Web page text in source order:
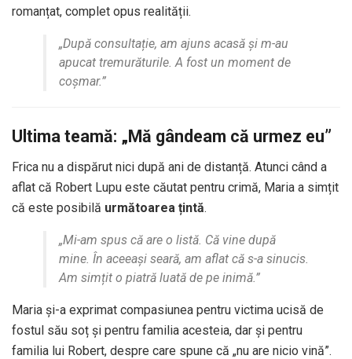
romanțat, complet opus realității.
„După consultație, am ajuns acasă și m-au
apucat tremurăturile. A fost un moment de
coșmar.”
Ultima teamă: „Mă gândeam că urmez eu”
Frica nu a dispărut nici după ani de distanță. Atunci când a
aflat că Robert Lupu este căutat pentru crimă, Maria a simțit
că este posibilă următoarea țintă.
„Mi-am spus că are o listă. Că vine după
mine. În aceeași seară, am aflat că s-a sinucis.
Am simțit o piatră luată de pe inimă.”
Maria și-a exprimat compasiunea pentru victima ucisă de
fostul său soț și pentru familia acesteia, dar și pentru
familia lui Robert, despre care spune că „nu are nicio vină”.